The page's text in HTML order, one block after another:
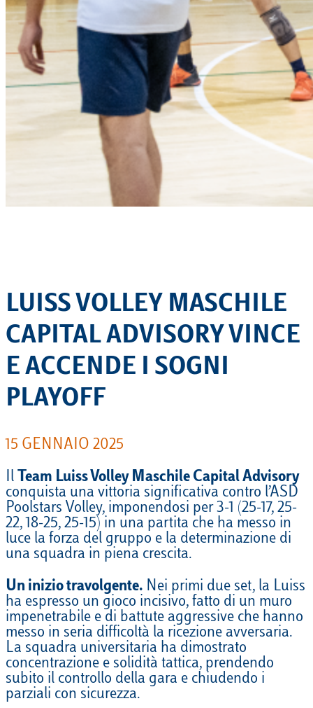
LUISS VOLLEY MASCHILE
CAPITAL ADVISORY VINCE
E ACCENDE I SOGNI
PLAYOFF
15 GENNAIO 2025
Il Team Luiss Volley Maschile Capital Advisory
conquista una vittoria significativa contro l’ASD
Poolstars Volley, imponendosi per 3-1 (25-17, 25-
22, 18-25, 25-15) in una partita che ha messo in
luce la forza del gruppo e la determinazione di
una squadra in piena crescita.
Un inizio travolgente. Nei primi due set, la Luiss
ha espresso un gioco incisivo, fatto di un muro
impenetrabile e di battute aggressive che hanno
messo in seria difficoltà la ricezione avversaria.
La squadra universitaria ha dimostrato
concentrazione e solidità tattica, prendendo
subito il controllo della gara e chiudendo i
parziali con sicurezza.